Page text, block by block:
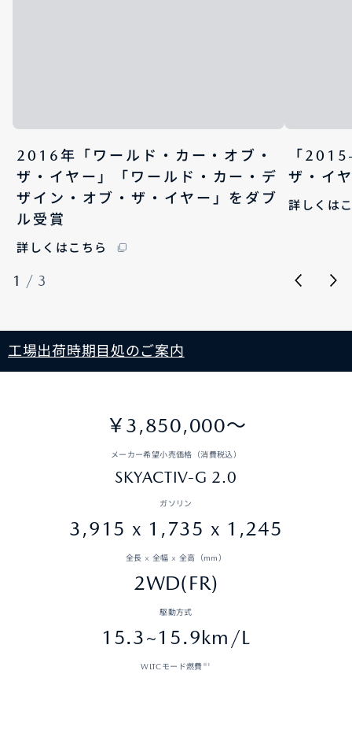
2016年「ワールド・カー・オブ・
ザ・イヤー」「ワールド・カー・デ
ザイン・オブ・ザ・イヤー」をダブ
ル受賞
詳しくはこちら
「
ザ・イ
詳しくは
1 / 3
工場出荷時期目処のご案内
￥3,850,000〜
メーカー希望小売価格（消費税込）
SKYACTIV-G 2.0
ガソリン
3,915 x 1,735 x 1,245
全長 × 全幅 × 全高（mm）
2WD(FR)
駆動方式
15.3~15.9km/L
WLTCモード燃費 ※1